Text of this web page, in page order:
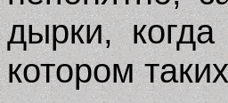
дырки,
котором